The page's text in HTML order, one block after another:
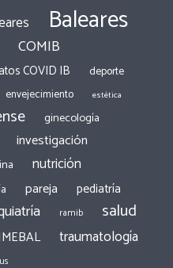
Baleares
COMIB
COVID IB
deporte
envejecimiento estética
ginecología
investigación
nutrición
pareja pediatría
ramib salud
traumatología